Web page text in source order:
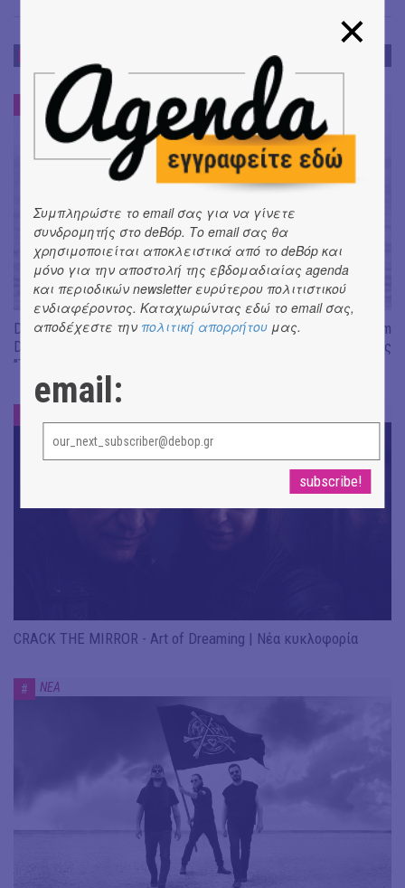
ΝΕΑ
Don't Let Me Be Misunderstood | Alexandros Livitsanos, Willem
Dafoe, Czech Studio Orchestra | Από το soundtrack της ταινίας
"The Birthday Party"
CRACK THE MIRROR - Art of Dreaming | Νέα κυκλοφορία
# ΝΕΑ
Συμπληρώστε το email σας για να γίνετε
συνδρομητής στο deBόp. Το email σας θα
χρησιμοποιείται αποκλειστικά από το deBόp και
μόνο για την αποστολή της εβδομαδιαίας agenda
και περιοδικών newsletter ευρύτερου πολιτιστικού
ενδιαφέροντος. Καταχωρώντας εδώ το email σας,
αποδέχεστε την πολιτική απορρήτου μας.
email: